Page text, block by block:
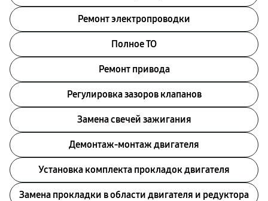
Ремонт электропроводки
Полное ТО
Ремонт привода
Регулировка зазоров клапанов
Замена свечей зажигания
Демонтаж-монтаж двигателя
Установка комплекта прокладок двигателя
Замена прокладки в области двигателя и редуктора